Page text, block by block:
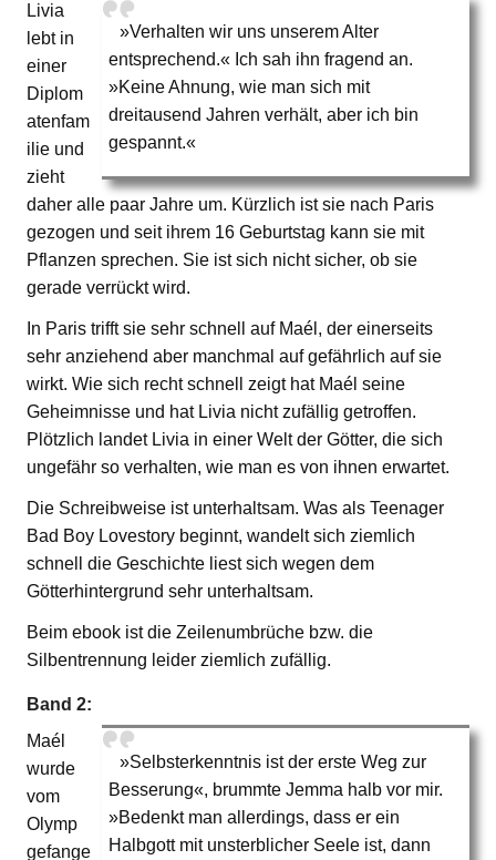
»Verhalten wir uns unserem Alter
entsprechend.« Ich sah ihn fragend an.
»Keine Ahnung, wie man sich mit
dreitausend Jahren verhält, aber ich bin
gespannt.«
Livia
lebt in
einer
Diplom
atenfam
ilie und
zieht
daher alle paar Jahre um. Kürzlich ist sie nach Paris
gezogen und seit ihrem 16 Geburtstag kann sie mit
Pflanzen sprechen. Sie ist sich nicht sicher, ob sie
gerade verrückt wird.
In Paris trifft sie sehr schnell auf Maél, der einerseits
sehr anziehend aber manchmal auf gefährlich auf sie
wirkt. Wie sich recht schnell zeigt hat Maél seine
Geheimnisse und hat Livia nicht zufällig getroffen.
Plötzlich landet Livia in einer Welt der Götter, die sich
ungefähr so verhalten, wie man es von ihnen erwartet.
Die Schreibweise ist unterhaltsam. Was als Teenager
Bad Boy Lovestory beginnt, wandelt sich ziemlich
schnell die Geschichte liest sich wegen dem
Götterhintergrund sehr unterhaltsam.
Beim ebook ist die Zeilenumbrüche bzw. die
Silbentrennung leider ziemlich zufällig.
Band 2:
»Selbsterkenntnis ist der erste Weg zur
Besserung«, brummte Jemma halb vor mir.
»Bedenkt man allerdings, dass er ein
Halbgott mit unsterblicher Seele ist, dann
Maél
wurde
vom
Olymp
gefange